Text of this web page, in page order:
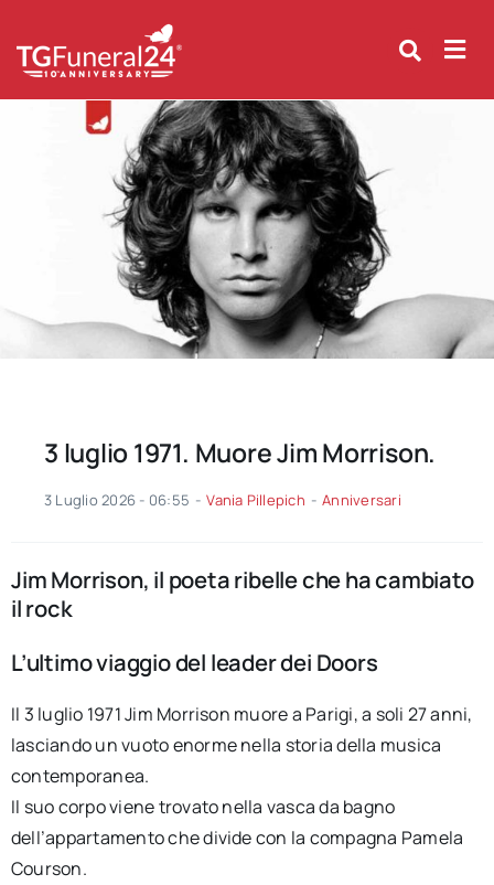
content
3 luglio 1971. Muore Jim Morrison.
3 Luglio 2026 - 06:55 - Vania Pillepich - Anniversari
Jim Morrison, il poeta ribelle che ha cambiato
il rock
L’ultimo viaggio del leader dei Doors
Il 3 luglio 1971 Jim Morrison muore a Parigi, a soli 27 anni,
lasciando un vuoto enorme nella storia della musica
contemporanea.
Il suo corpo viene trovato nella vasca da bagno
dell’appartamento che divide con la compagna Pamela
Courson.